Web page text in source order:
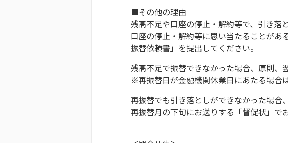
■その他の理由
残高不足や口座の停止・解約等で、引き落
口座の停止・解約等に思い当たることがあ
振替依頼書」を提出してください。
残高不足で振替できなかった場合、原則、
※再振替日が金融機関休業日にあたる場合
再振替でも引き落としができなかった場合
再振替月の下旬にお送りする「督促状」で